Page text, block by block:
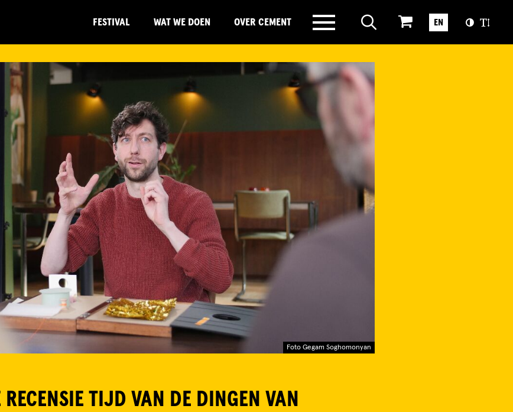
FESTIVAL WAT WE DOEN OVER CEMENT EN
Foto Gegam Soghomonyan
RECENSIE TIJD VAN DE DINGEN VAN